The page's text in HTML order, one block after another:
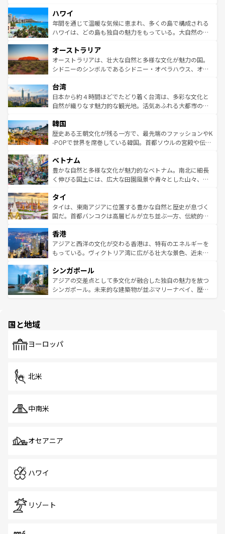
ば市内交通費無料で観光を楽しむこともできる。 なお、新
着のスイス情報はコンテンツ一覧 を参照してほしい。
のような巨大都市は、観光、ショッピング、エンターテイ
ンメントが詰まった刺激的なスポットだ。一方、アメリカ
西部には大自然が広がり、グランドキャニオンやイエロー
部のニューオーリンズでは、音楽と美食が融合した独特の
文化が魅力。旅行者はアメリカの各地域で異なる魅力を楽
しみながら、その多様性と豊かな歴史を感じることができ
ならではの贅沢な旅のスタイルだ。 なお、新着のアメリカ
情報はコンテンツ一覧を参照してほしい。
ハワイ
年間を通じて温暖な気候に恵まれ、多くの島で構成される
ハワイは、どの島も独自の魅力をもっている。大自然の神
ワイ島は見逃せない。また、定番の観光地といえばオアフ
島だが、静かな自然を求めるならマウイ島やカウアイ島が
おすすめ。エメラルドグリーンに輝く海をはじめ、豊かな
れるおもてなしの心で訪れる人々を迎えてくれるハワイの
人々、おいしいローカルフードやハワイアンミュージッ
ク、伝統的なフラダンスなど、すべてがハワイの魅力を彩
ワイを、存分に味わってほしい。 なお、新着のハワイ情報
はコンテンツ一覧を参照してほしい。
オーストラリア
オーストラリアは、壮大な自然と多様な文化が魅力の国。
シドニーのシンボルであるシドニー・オペラハウス、オー
リアリーフや大陸中央部にそびえるウルル（エアーズロッ
ク）、タスマニアの美しい原生林やケアンズの熱帯雨林な
ど、見どころがたくさん。また、カフェやワイン、オージ
いる。アクティビティも充実しており、サーフィンやダイ
ビング、ハイキングなど、アウトドア好きにはたまらな
い。オーストラリアの多彩な魅力を存分に味わいつくそ
参照してほしい。
台湾
日本から約４時間ほどでたどり着く台湾は、多彩な文化と
自然が織りなす魅力的な観光地。活気あふれる大都市の台
ン）、静ひつな山岳地帯である台湾東部など、都市の喧騒
と山間の静けさが共存しており、訪れる人に新しい発見と
驚きをもたらしてくれる。また、奥深い台湾の食文化も魅
容にもいいと評判のスイーツなど、バラエティ豊かな料理
が味わえる。 なお、新着の台湾情報は コンテンツ一覧を参
照してほしい。
韓国
歴史ある王朝文化が残る一方で、最先端のファッションやK
-POPで世界を席巻している韓国。首都ソウルの宮殿や伝統
き、地方に足を延ばせば四季折々の自然美を楽しむことが
できる。そして、キムチや焼肉、絶品のストリートフード
まで、さまざまな韓国料理が待っている。夜には、韓国な
リティに包まれながら、韓国の多彩な魅力を心ゆくまで味
わってみてほしい。 なお、新着の韓国情報はコンテンツ一
覧を参照してほしい。
ベトナム
豊かな自然と多様な文化が魅力的なベトナム。南北に細長
く伸びる国土には、広大な田園風景や青々とした山々、世
急速な発展と共に伝統が息づく。ハノイの古い町並みやホ
ーチミン市のフランス統治時代の建物も、独特の雰囲気を
醸し出している。また、バラエティの豊かさとおいしさで
とつ。フォーやバインミー、ベトナムコーヒーなどは、ぜ
ひ現地で味わいたい。どの地域を訪れてもあたたかい人々
が旅行者を迎えてくれるので、きっと忘れられない旅にな
参照してほしい。
タイ
タイは、東南アジアに位置する豊かな自然と歴史が息づく
国だ。首都バンコクは高層ビルが立ち並ぶ一方、伝統的な
の活気が交差している。北部ではチェンマイなどの山岳地
帯で自然と触れ合い、南部ではプーケットやクラビの美し
いビーチでリゾート気分を楽しむことができる。タイ料理
激する。気候は一年中温暖で、どの季節にも異なる楽しみ
が待っている。親しみやすいタイの人々、仏教を中心とし
た文化、そして多様な観光資源が、訪れる旅人を魅了し続
香港
アジアと西洋の文化が交わる香港は、特有のエネルギーを
もっている。ヴィクトリア湾に広がる壮大な景色、近未来
み、どこを訪れても感動するはず。観光スポットが密集し
ており、効率よく見どころを回れるのも魅力。息をのむよ
うな絶景から文化的な体験まで、香港を存分に楽しみ尽く
シンガポール
アジアの交差点として多文化が融合した独自の魅力を放つ
シンガポール。未来的な建築物が並ぶマリーナベイ、歴史
で、ホーカーズは地元の風情を楽しめる外せないスポット
国と地域
ヨーロッパ
北米
中南米
オセアニア
ハワイ
リゾート